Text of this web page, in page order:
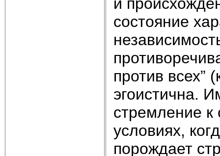
состояние
против всех”
эгоистична.
стремление
условиях,
порождает